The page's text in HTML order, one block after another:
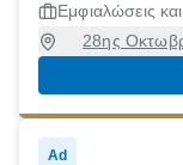
Εμφιαλώσεις
28ης
Ad